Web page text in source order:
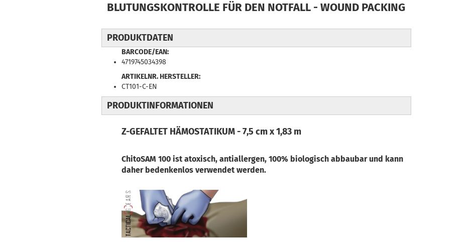
BLUTUNGSKONTROLLE FÜR DEN NOTFALL - WOUND PACKING
PRODUKTDATEN
BARCODE/EAN:
4719745034398
ARTIKELNR. HERSTELLER:
CT101-C-EN
PRODUKTINFORMATIONEN
Z-GEFALTET HÄMOSTATIKUM - 7,5 cm x 1,83 m
ChitoSAM 100 ist atoxisch, antiallergen, 100% biologisch abbaubar und kann
daher bedenkenlos verwendet werden.